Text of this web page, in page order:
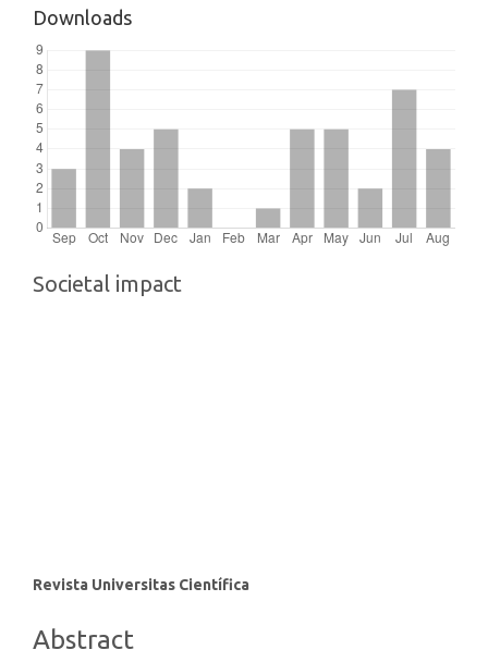
Downloads
Societal impact
Main
Content
Revista Universitas Científica
Abstract